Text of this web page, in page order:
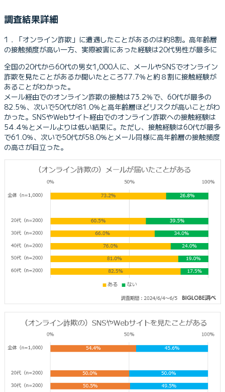
調査結果詳細
1．「オンライン詐欺」に遭遇したことがあるのは約8割。高年齢層
の接触頻度が高い一方、実際被害にあった経験は20代男性が最多に
全国の20代から60代の男女1,000人に、メールやSNSでオンライン
詐欺を見たことがあるか聞いたところ77.7％と約８割に接触経験が
あることがわかった。
メール経由でのオンライン詐欺の接触は73.2％で、60代が最多の
82.5％、次いで50代が81.0％と高年齢層ほどリスクが高いことがわ
かった。SNSやWebサイト経由でのオンライン詐欺への接触経験は
54.4％とメールよりは低い結果に。ただし、接触経験は60代が最多
で61.0％、次いで50代が58.0％とメール同様に高年齢層の接触頻度
の高さが目立った。